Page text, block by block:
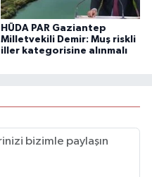
HÜDA PAR Gaziantep
Milletvekili Demir: Muş riskli
iller kategorisine alınmalı